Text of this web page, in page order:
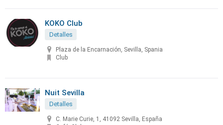
KOKO Club
Detalles
Plaza de la Encarnación, Sevilla, Spania
Club
Nuit Sevilla
Detalles
C. Marie Curie, 1, 41092 Sevilla, España